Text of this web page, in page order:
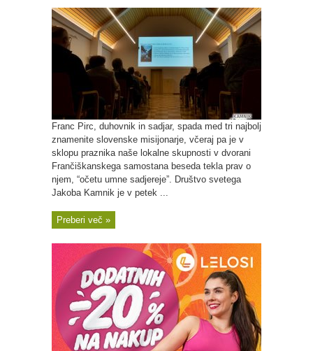
Franc Pirc, duhovnik in sadjar, spada med tri najbolj
znamenite slovenske misijonarje, včeraj pa je v
sklopu praznika naše lokalne skupnosti v dvorani
Frančiškanskega samostana beseda tekla prav o
njem, “očetu umne sadjereje”. Društvo svetega
Jakoba Kamnik je v petek ...
Preberi več »